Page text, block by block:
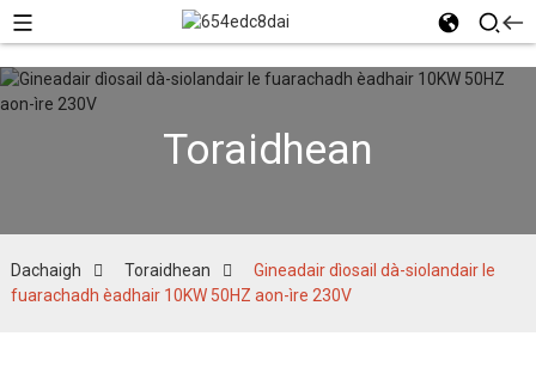
Toraidhean
Dachaigh Toraidhean
Gineadair dìosail dà-siolandair le
fuarachadh èadhair 10KW 50HZ aon-ìre 230V